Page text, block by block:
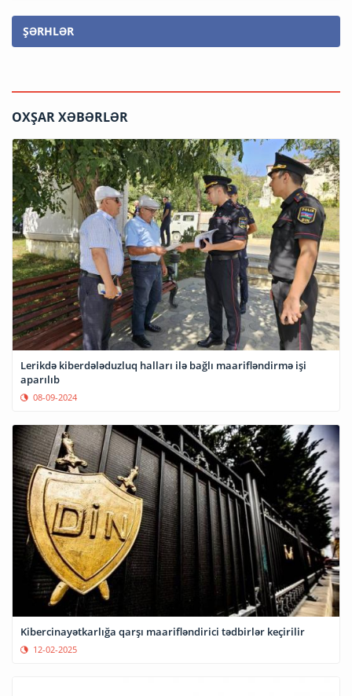
ŞƏRHLƏR
OXŞAR XƏBƏRLƏR
Lerikdə kiberdələduzluq halları ilə bağlı maarifləndirmə işi
aparılıb
08-09-2024
Kibercinayətkarlığa qarşı maarifləndirici tədbirlər keçirilir
12-02-2025